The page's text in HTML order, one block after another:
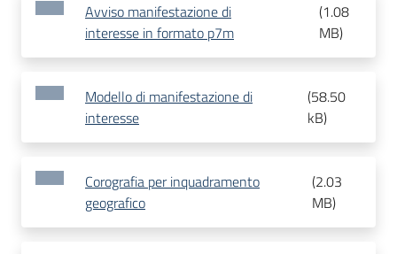
Avviso manifestazione di
interesse in formato p7m
(1.08
MB)
Modello di manifestazione di
interesse
(58.50
kB)
Corografia per inquadramento
geografico
(2.03
MB)